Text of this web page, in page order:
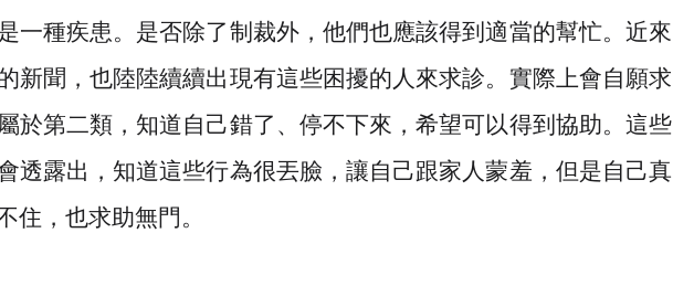
一種疾患。是否除了制裁外，他們也應該得到適當的幫忙。近來
新聞，也陸陸續續出現有這些困擾的人來求診。實際上會自願求
於第二類，知道自己錯了、停不下來，希望可以得到協助。這些
透露出，知道這些行為很丟臉，讓自己跟家人蒙羞，但是自己真
住，也求助無門。